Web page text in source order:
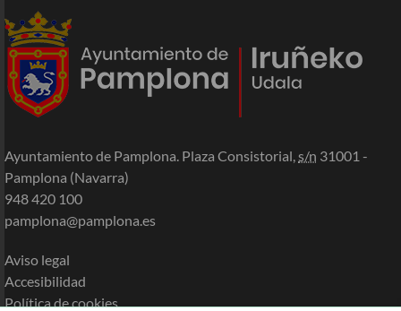
Ayuntamiento de Pamplona. Plaza Consistorial, s/n 31001 -
Pamplona (Navarra)
948 420 100
pamplona@pamplona.es
Aviso legal
Accesibilidad
Política de cookies